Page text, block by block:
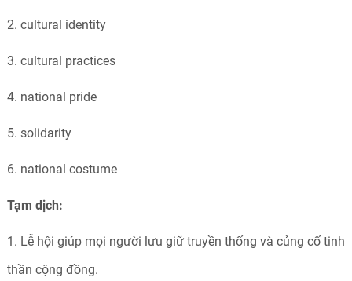
2. cultural identity
3. cultural practices
4. national pride
5. solidarity
6. national costume
Tạm dịch:
1. Lễ hội giúp mọi người lưu giữ truyền thống và củng cố tinh
thần cộng đồng.